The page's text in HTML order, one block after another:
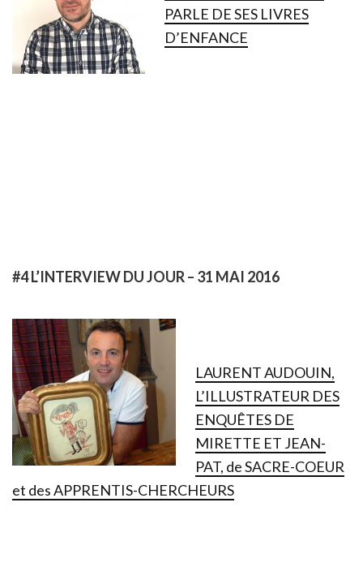
PARLE DE SES LIVRES
D’ENFANCE
#4 L’INTERVIEW DU JOUR – 31 MAI 2016
LAURENT AUDOUIN,
L’ILLUSTRATEUR DES
ENQUÊTES DE
MIRETTE ET JEAN-
PAT, de SACRE-COEUR
et des APPRENTIS-CHERCHEURS